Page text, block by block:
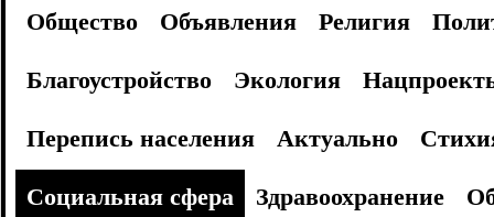
Общество
Объявления Религия
Благоустройство
Экология
Перепись населения
Актуально
Социальная сфера
Здравоохранение